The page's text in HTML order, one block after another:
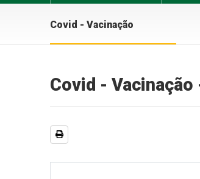
Covid - Vacinação
Covid - Vacinação